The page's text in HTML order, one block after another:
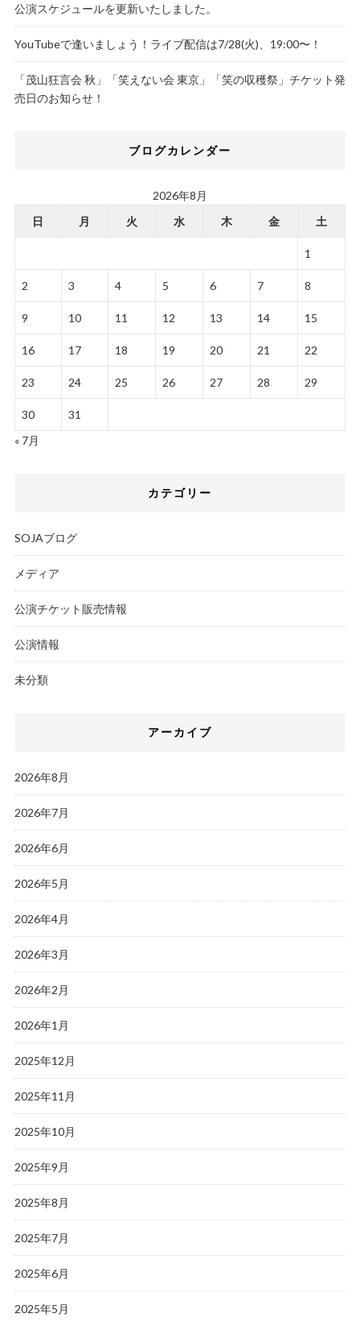
公演スケジュールを更新いたしました。
YouTubeで逢いましょう！ライブ配信は7/28(火)、19:00〜！
「茂山狂言会 秋」「笑えない会 東京」「笑の収穫祭」チケット発
売日のお知らせ！
ブログカレンダー
2026年8月
日
月 火 水 木 金 土
1
2 3 4 5 6 7 8
9 10 11 12 13 14 15
16 17 18 19 20 21 22
23 24 25 26 27 28 29
30
31
« 7月
カテゴリー
SOJAブログ
メディア
公演チケット販売情報
公演情報
未分類
アーカイブ
2026年8月
2026年7月
2026年6月
2026年5月
2026年4月
2026年3月
2026年2月
2026年1月
2025年12月
2025年11月
2025年10月
2025年9月
2025年8月
2025年7月
2025年6月
2025年5月